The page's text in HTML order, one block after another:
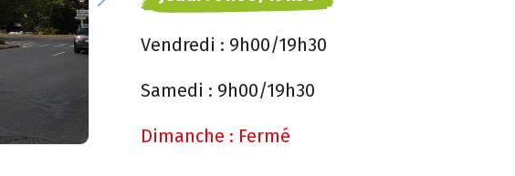
Next
Vendredi : 9h00/19h30
Samedi : 9h00/19h30
Dimanche : Fermé